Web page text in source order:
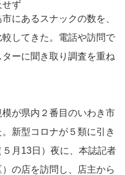
にあるスナックの数を、
してきた。電話や訪問で
ーに聞き取り調査を重ね
が県内２番目のいわき市
新型コロナが５類に引き
月13日）夜に、本誌記者
の店を訪問し、店主から